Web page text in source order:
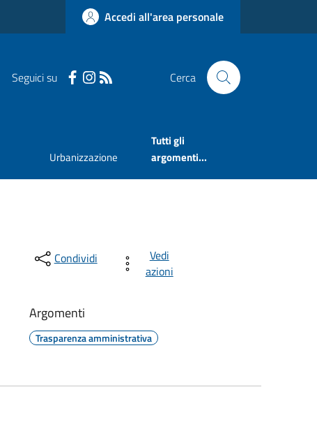
Accedi all'area personale
Seguici su Cerca
Urbanizzazione
Tutti gli
argomenti...
Condividi
Vedi
azioni
Argomenti
Trasparenza amministrativa